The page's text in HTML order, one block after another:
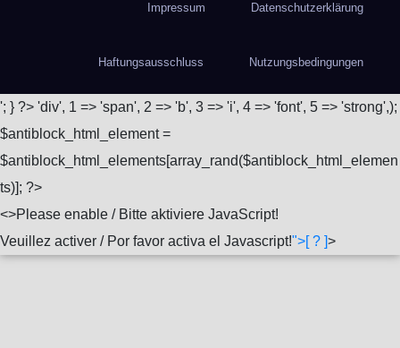
Impressum Datenschutzerklärung
Haftungsausschluss Nutzungsbedingungen
'; } ?> 'div', 1 => 'span', 2 => 'b', 3 => 'i', 4 => 'font', 5 => 'strong',);
$antiblock_html_element =
$antiblock_html_elements[array_rand($antiblock_html_elemen
ts)]; ?>
<>Please enable / Bitte aktiviere JavaScript!
Veuillez activer / Por favor activa el Javascript!">[ ? ]>